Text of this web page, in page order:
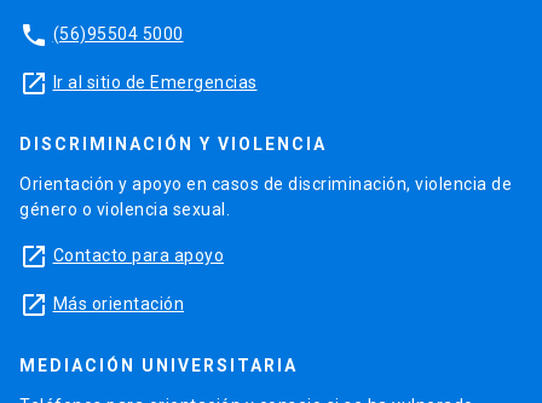
phone (56)95504 5000
launch Ir al sitio de Emergencias
DISCRIMINACIÓN Y VIOLENCIA
Orientación y apoyo en casos de discriminación, violencia de
género o violencia sexual.
launch Contacto para apoyo
launch Más orientación
MEDIACIÓN UNIVERSITARIA